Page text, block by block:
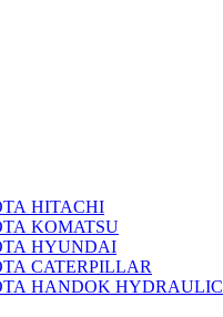
HITACHI
KOMATSU
HYUNDAI
CATERPILLAR
HANDOK HYDRAULIC